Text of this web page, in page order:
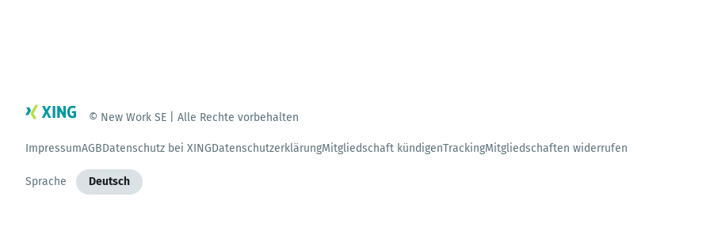
© New Work SE | Alle Rechte vorbehalten
ImpressumAGBDatenschutz bei XINGDatenschutzerklärungMitgliedschaft kündigenTrackingMitgliedschaften widerrufen
Sprache Deutsch